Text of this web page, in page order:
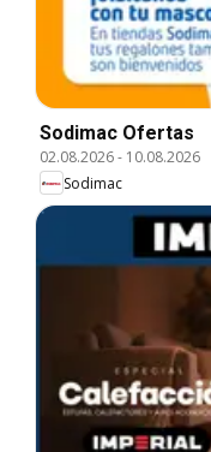
Sodimac Ofertas
02.08.2026- 10.08.2026
Sodimac